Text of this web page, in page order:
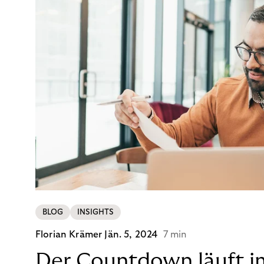
BLOG INSIGHTS
Florian Krämer Jän. 5, 2024 7 min